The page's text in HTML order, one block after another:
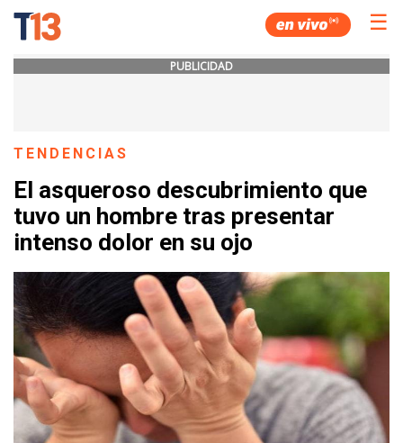
☰
PUBLICIDAD
TENDENCIAS
El asqueroso descubrimiento que
tuvo un hombre tras presentar
intenso dolor en su ojo